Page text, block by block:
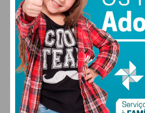
27,0k
Fans
0
Followers
0
Followers
577
Readers